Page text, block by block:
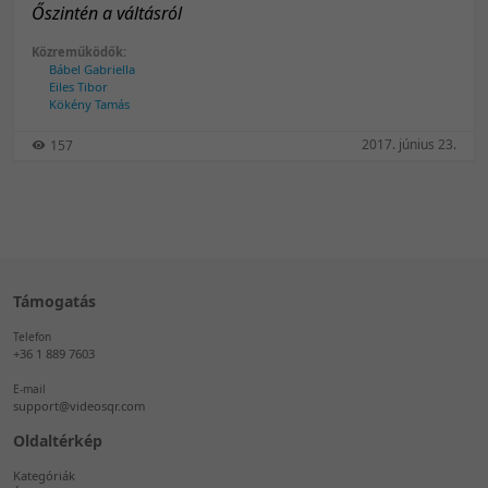
Őszintén a váltásról
Közreműködők:
Bábel Gabriella
Eiles Tibor
Kökény Tamás
157 2017. június 23.
Támogatás
Telefon
+36 1 889 7603
E-mail
support@videosqr.com
Oldaltérkép
Kategóriák